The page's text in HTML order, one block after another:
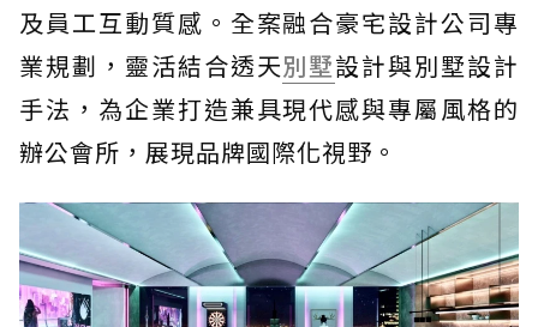
及員工互動質感。全案融合豪宅設計公司專
業規劃，靈活結合透天別墅設計與別墅設計
手法，為企業打造兼具現代感與專屬風格的
辦公會所，展現品牌國際化視野。